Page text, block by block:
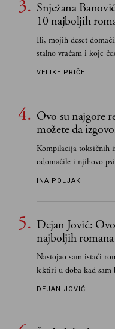
Snježana
10 najboljih
Ili, mojih deset
stalno vraćam i koje
VELIKE PRIČE
Ovo su najgore
možete da
Kompilacija toksičnih
odomaćile i njihovo
INA POLJAK
Dejan Jović:
najboljih romana
Nastojao sam istaći
lektiri u doba kad
Smatrao sam da su
DEJAN JOVIĆ